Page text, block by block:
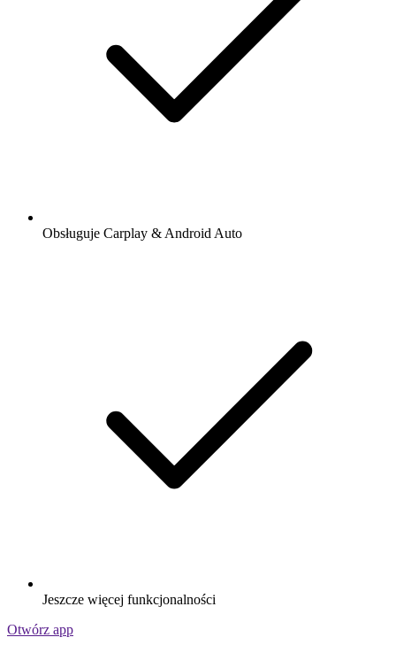
Obsługuje Carplay & Android Auto
Jeszcze więcej funkcjonalności
Otwórz app